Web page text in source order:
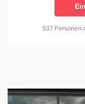
537 Personen